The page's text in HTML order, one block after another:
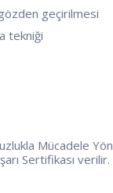
geçirilmesi
tekniği
Mücadele
Sertifikası verilir.